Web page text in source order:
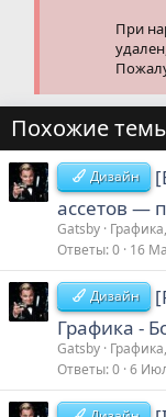
При
Похожие
Дизайн
ассетов —
Gatsby
Ответы 0 16
Дизайн
Графика -
Gatsby
Ответы 0 6